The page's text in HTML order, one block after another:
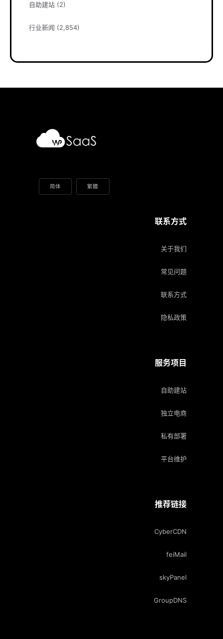
自助建站 (2)
行业新闻 (2,854)
简体 繁體
联系方式
关于我们
常见问题
联系方式
隐私政策
服务项目
自助建站
独立电商
私有部署
平台维护
推荐链接
CyberCDN
feiMail
skyPanel
GroupDNS